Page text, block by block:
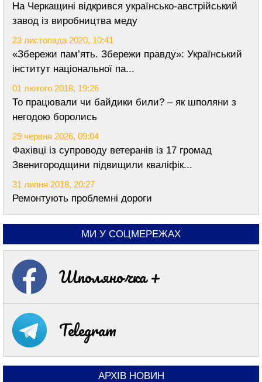
На Черкащині відкрився українсько-австрійський
завод із виробництва меду
23 листопада 2020, 10:41
«Збережи пам’ять. Збережи правду»: Український
інститут національної па...
01 лютого 2018, 19:26
То працювали чи байдики били? – як шполяни з
негодою боролись
29 червня 2026, 09:04
Фахівці із супроводу ветеранів із 17 громад
Звенигородщини підвищили кваліфік...
31 липня 2018, 20:27
Ремонтують проблемні дороги
МИ У СОЦМЕРЕЖАХ
Шполяночка +
Telegram
АРХІВ НОВИН